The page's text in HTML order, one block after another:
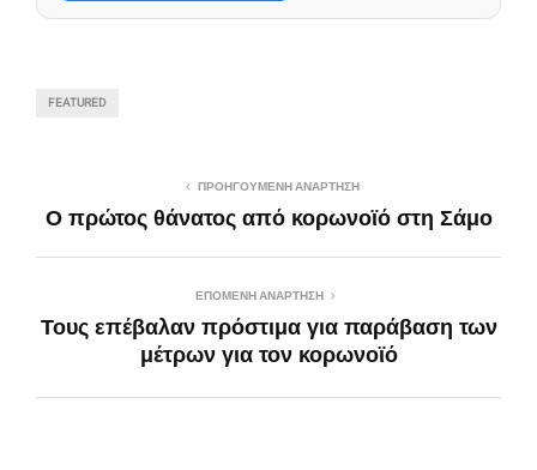
FEATURED
ΠΡΟΗΓΟΎΜΕΝΗ ΑΝΆΡΤΗΣΗ
Ο πρώτος θάνατος από κορωνοϊό στη Σάμο
ΕΠΌΜΕΝΗ ΑΝΆΡΤΗΣΗ
Τους επέβαλαν πρόστιμα για παράβαση των
μέτρων για τον κορωνοϊό